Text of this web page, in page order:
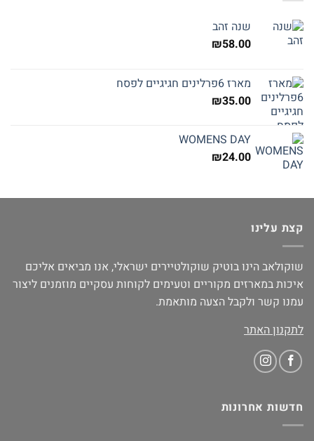
שנה זהב
₪58.00
מארז 6פרלינים חגיגיים לפסח
₪35.00
WOMENS DAY
₪24.00
קצת עלינו
שוקולאב הינו בוטיק שוקולטיירים ישראלי, אנו מביאים אליכם
איכות במארזים מקוריים וטעימים לקוחות עסקיים מוזמנים ליצור
עמנו קשר ולקבל הצעה מותאמת.
לתקנון האתר
חדשות אחרונות